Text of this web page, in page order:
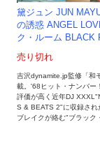
黛ジュン JUN
の誘惑 ANGEL
ク・ルーム BLACK
売り切れ
吉沢dynamite.jp監修「和
載。'68ヒット・ナンバー
評価が高く近年DJ
S & BEATS 2"に収録され
ブレイクが絡む"ブラック